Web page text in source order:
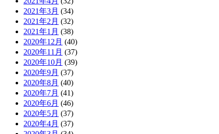
2021年3月 (34)
2021年2月 (32)
2021年1月 (38)
2020年12月 (40)
2020年11月 (37)
2020年10月 (39)
2020年9月 (37)
2020年8月 (40)
2020年7月 (41)
2020年6月 (46)
2020年5月 (37)
2020年4月 (37)